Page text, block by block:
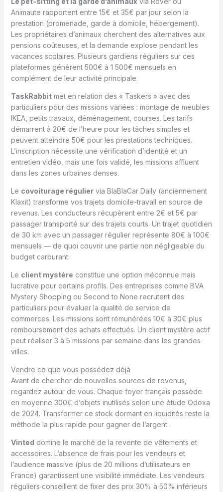
Animaute rapportent entre 15€ et 35€ par jour selon la
prestation (promenade, garde à domicile, hébergement).
Les propriétaires d’animaux cherchent des alternatives aux
pensions coûteuses, et la demande explose pendant les
vacances scolaires. Plusieurs gardiens réguliers sur ces
plateformes génèrent 500€ à 1 500€ mensuels en
complément de leur activité principale.
TaskRabbitmet en relation des « Taskers » avec des
particuliers pour des missions variées : montage de meubles
IKEA, petits travaux, déménagement, courses. Les tarifs
démarrent à 20€ de l’heure pour les tâches simples et
peuvent atteindre 50€ pour les prestations techniques.
L’inscription nécessite une vérification d’identité et un
entretien vidéo, mais une fois validé, les missions affluent
dans les zones urbaines denses.
Le covoiturage réguliervia BlaBlaCar Daily (anciennement
Klaxit) transforme vos trajets domicile-travail en source de
revenus. Les conducteurs récupèrent entre 2€ et 5€ par
passager transporté sur des trajets courts. Un trajet quotidien
de 30 km avec un passager régulier représente 80€ à 100€
mensuels — de quoi couvrir une partie non négligeable du
budget carburant.
Le client mystère constitue une option méconnue mais
lucrative pour certains profils. Des entreprises comme BVA
Mystery Shopping ou Second to None recrutent des
particuliers pour évaluer la qualité de service de
commerces. Les missions sont rémunérées 10€ à 30€ plus
remboursement des achats effectués. Un client mystère actif
peut réaliser 3 à 5 missions par semaine dans les grandes
villes.
Vendre ce que vous possédez déjà
Avant de chercher de nouvelles sources de revenus,
regardez autour de vous. Chaque foyer français possède
en moyenne 300€ d’objets inutilisés selon une étude Odoxa
de 2024. Transformer ce stock dormant en liquidités reste la
méthode la plus rapide pour gagner de l’argent.
Vinted domine le marché de la revente de vêtements et
accessoires. L’absence de frais pour les vendeurs et
l’audience massive (plus de 20 millions d’utilisateurs en
France) garantissent une visibilité immédiate. Les vendeurs
réguliers conseillent de fixer des prix 30% à 50% inférieurs